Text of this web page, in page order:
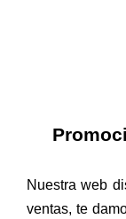
Nuestra web
ventas, te